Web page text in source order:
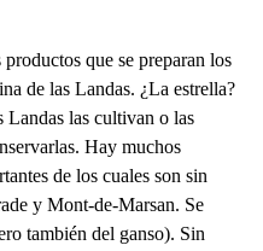
que se preparan los
de las Landas. ¿La estrella?
Landas las cultivan o las
Hay muchos
de los cuales son sin
y Mont-de-Marsan. Se
también del ganso). Sin